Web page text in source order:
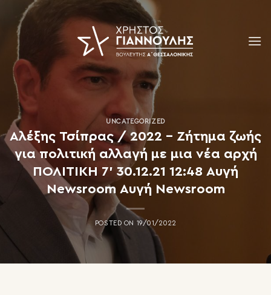
content
UNCATEGORIZED
Αλέξης Τσίπρας / 2022 – Ζήτημα ζωής
για πολιτική αλλαγή με μια νέα αρχή
ΠΟΛΙΤΙΚΗ 7’ 30.12.21 12:48 Αυγή
Newsroom Αυγή Newsroom
POSTED ON 19/01/2022